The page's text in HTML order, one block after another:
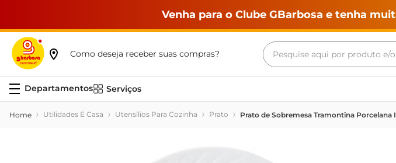
Venha para o Clube GBarbosa e tenha
Como deseja receber suas compras?
Pesquise aqui por produto
Serviços
Utilidades E Casa Utensílios Para Cozinha Prato Prato de Sobremesa Tramontina Porcelana
Termos mais buscados
maquina lavar